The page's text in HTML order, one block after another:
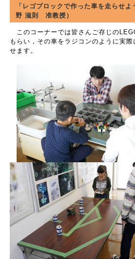
「レゴブロックで作った車を走らせ
野 滋則 准教授）
このコーナーでは皆さんご存じの
もらい，その車をラジコンのように実
せます。